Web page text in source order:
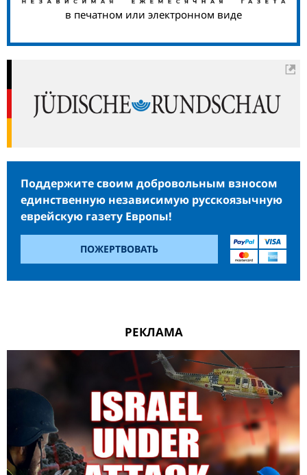
в печатном или электронном виде
Поддержите своим добровольным взносом
единственную независимую русскоязычную
еврейскую газету Европы!
ПОЖЕРТВОВАТЬ
РЕКЛАМА